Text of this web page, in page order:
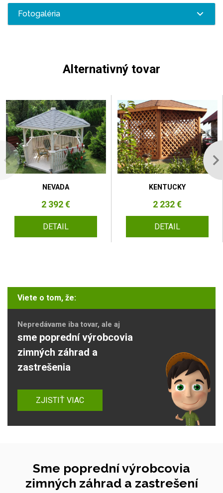
Fotogaléria
Alternativný tovar
NEVADA
2 392 €
DETAIL
KENTUCKY
2 232 €
DETAIL
Viete o tom, že:
Nepredávame iba tovar, ale aj
sme poprední výrobcovia
zimných záhrad a
zastrešenia
ZJISTIŤ VIAC
Sme poprední výrobcovia
zimných záhrad a zastrešení